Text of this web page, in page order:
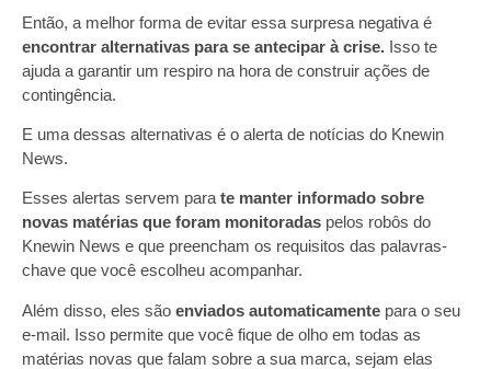
Então, a melhor forma de evitar essa surpresa negativa é
encontrar alternativas para se antecipar à crise. Isso te
ajuda a garantir um respiro na hora de construir ações de
contingência.
E uma dessas alternativas é o alerta de notícias do Knewin
News.
Esses alertas servem para te manter informado sobre
novas matérias que foram monitoradas pelos robôs do
Knewin News e que preencham os requisitos das palavras-
chave que você escolheu acompanhar.
Além disso, eles são enviados automaticamente para o seu
e-mail. Isso permite que você fique de olho em todas as
matérias novas que falam sobre a sua marca, sejam elas